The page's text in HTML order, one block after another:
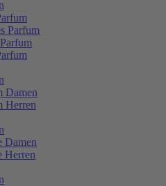
Parfum
Damen
Herren
Damen
Herren